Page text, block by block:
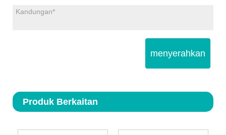
menyerahkan
Produk Berkaitan